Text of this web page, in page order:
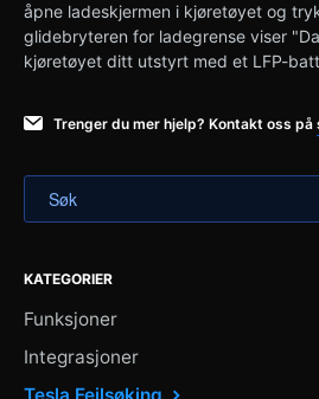
åpne ladeskjermen i kjøretøyet og
glidebryteren for ladegrense viser
kjøretøyet ditt utstyrt med et LFP-
Trenger du mer hjelp? Kontakt oss på
KATEGORIER
Funksjoner
Integrasjoner